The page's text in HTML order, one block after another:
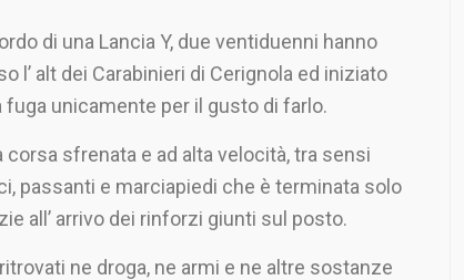
di una Lancia Y, due ventiduenni hanno
l’ alt dei Carabinieri di Cerignola ed iniziato
fuga unicamente per il gusto di farlo.
corsa sfrenata e ad alta velocità, tra sensi
passanti e marciapiedi che è terminata solo
all’ arrivo dei rinforzi giunti sul posto.
ne droga, ne armi e ne altre sostanze